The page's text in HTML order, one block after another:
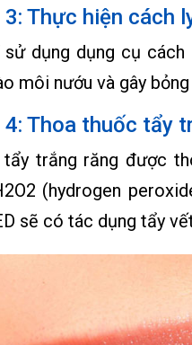
3: Thực hiện cách
sử dụng dụng cụ
môi nướu và gây
4: Thoa thuốc tẩy
tẩy trắng răng được
(hydrogen
sẽ có tác dụng tẩy